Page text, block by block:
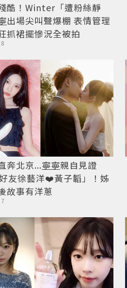
酷！Winter「遭粉絲靜
出場尖叫聲爆棚 表情管理
抓裙擺慘況全被拍
奔北京...寧寧親自見證
好友徐藝洋❤️黃子韜」！姊
故事有洋蔥